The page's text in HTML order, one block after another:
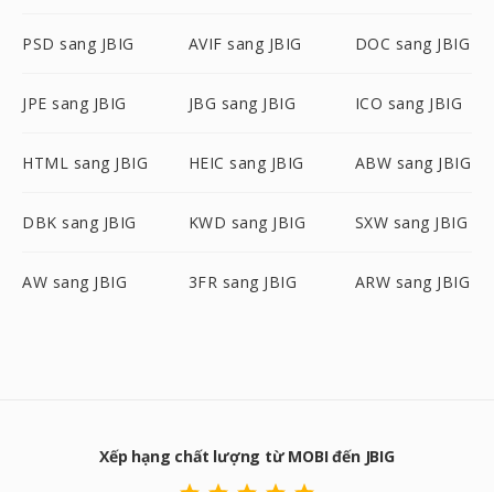
PSD sang JBIG AVIF sang JBIG DOC sang JBIG
JPE sang JBIG JBG sang JBIG ICO sang JBIG
HTML sang JBIG HEIC sang JBIG ABW sang JBIG
DBK sang JBIG KWD sang JBIG SXW sang JBIG
AW sang JBIG 3FR sang JBIG ARW sang JBIG
Xếp hạng chất lượng từ MOBI đến JBIG